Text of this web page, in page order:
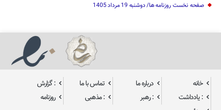
صفحه نخست روزنامه ها/ دوشنبه 19 مرداد 1405
خانه درباره ما تماس با ما
: گزارش
: یادداشت
: رهبر : مذهبی
روزنامه